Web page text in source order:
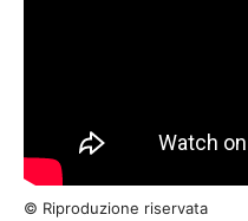
© Riproduzione riservata